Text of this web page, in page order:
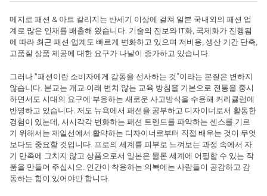
메지로 패션 & 아트 칼리지는 반세기 이상에 걸쳐 일본 국내외의 패션 업
계로 많은 인재를 배출해 왔습니다. 기술의 진보와 IT화, 국제화가 진행됨
에 따라 최근 패션 업계도 빠르게 변화하고 있으며 저비용, 생산 기간 단축,
고품질 상품 제공에 대한 요구가 나날이 증가하고 있습니다.
그러나 “패션이란 소비자에게 감동을 선사하는 것”이라는 본질은 변하지
않습니다. 본교는 개교 이래 변치 않는 교육 방침을 기본으로 전통을 중시
하면서도 시대의 요구에 부응하는 새로운 사고방식을 수용해 커리큘럼에
반영하고 있습니다. 저도 뉴욕에서 패션을 공부하고 디자이너로서 활동한
경험이 있는데, 시시각각 변화하는 패션 트렌드를 파악하는 센스를 기르
기 위해서는 제일선에서 활약하는 디자이너로부터 직접 배우는 것이 무엇
보다도 중요할 것입니다. 프로의 세계를 피부로 느껴보는 과정 속에서 자
기 만족에 그치지 않고 상품으로서 일본은 물론 세계에 어필할 수 있는 작
품을 만들어 주십시오. 인간이 착용하는 의복에는 사람들이 공감하고 감
동하는 힘이 있어야만 합니다.